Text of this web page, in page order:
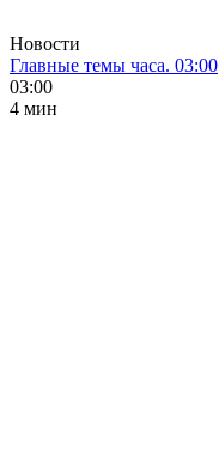
Новости
Главные темы часа. 03:00
03:00
4 мин